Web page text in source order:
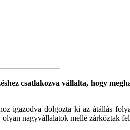
csatlakozva vállalta, hogy
igazodva dolgozta ki az átállás
nagyvállalatok mellé zárkóztak